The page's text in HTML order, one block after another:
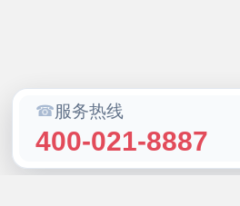
服务热线
400-021-8887